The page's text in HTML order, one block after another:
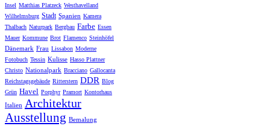
Insel Matthias Platzeck Westhavelland
Wilhelmsburg Stadt Spanien Kamera
Thalbach Naturpark Bergbau Farbe Essen
Mauer Kommune Brot Flamenco Steinhöfel
Dänemark Frau Lissabon Moderne
Fotobuch Tessin Kulisse Hasso Plattner
Christo Nationalpark Bracciano Gallocanta
Reichstagsgebäude Ritterstern DDR Blog
Grün Havel Porphyr Pramort Kontorhaus
Italien Architektur
Ausstellung Bemalung